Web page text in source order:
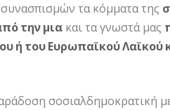
τα κόμματα της
την μια και τα γνωστά μας
ή του Ευρωπαϊκού Λαϊκού
σοσιαλδημοκρατική